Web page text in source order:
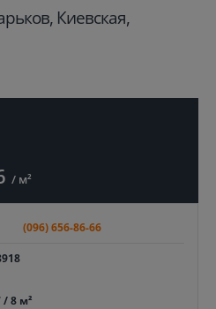
Киевская,
/ м²
(096) 656-86-66
/ 8 м²